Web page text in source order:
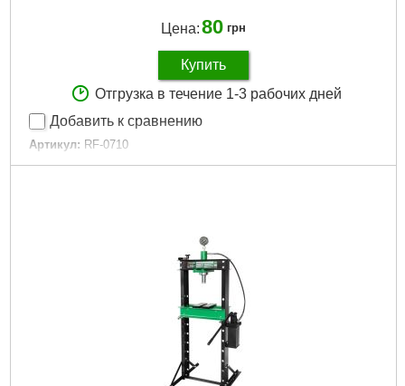
Цена:80 грн
Купить
Отгрузка в течение 1-3 рабочих дней
Добавить к сравнению
Артикул: RF-0710
Код товара: 30.48.48
Подробнее...